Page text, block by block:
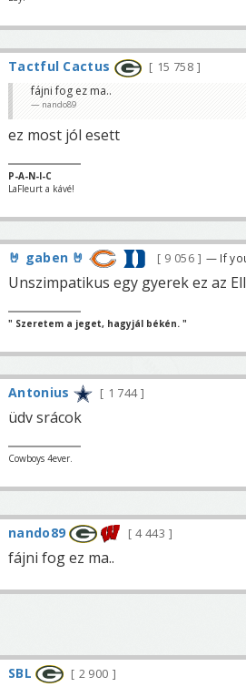
Tactful Cactus
15 758
fájni fog ez ma..
nando89
ez most jól esett
P-A-N-I-C
LaFleurt a kávé!
🤘 gaben 🤘 9 056 — If
Unszimpatikus egy gyerek ez az
" Szeretem a jeget, hagyjál békén. "
Antonius 1 744
üdv srácok
Cowboys 4ever.
nando89 4 443
fájni fog ez ma..
SBL 2 900